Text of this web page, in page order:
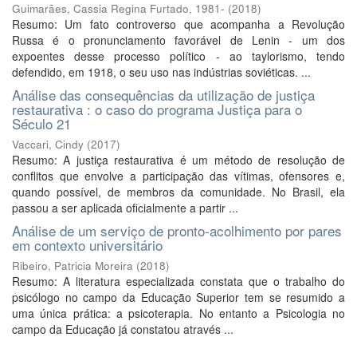
Guimarães, Cassia Regina Furtado, 1981- (2018)
Resumo: Um fato controverso que acompanha a Revolução
Russa é o pronunciamento favorável de Lenin - um dos
expoentes desse processo político - ao taylorismo, tendo
defendido, em 1918, o seu uso nas indústrias soviéticas. ...
Análise das consequências da utilização de justiça
restaurativa : o caso do programa Justiça para o
Século 21
Vaccari, Cindy (2017)
Resumo: A justiça restaurativa é um método de resolução de
conflitos que envolve a participação das vítimas, ofensores e,
quando possível, de membros da comunidade. No Brasil, ela
passou a ser aplicada oficialmente a partir ...
Análise de um serviço de pronto-acolhimento por pares
em contexto universitário
Ribeiro, Patricia Moreira (2018)
Resumo: A literatura especializada constata que o trabalho do
psicólogo no campo da Educação Superior tem se resumido a
uma única prática: a psicoterapia. No entanto a Psicologia no
campo da Educação já constatou através ...